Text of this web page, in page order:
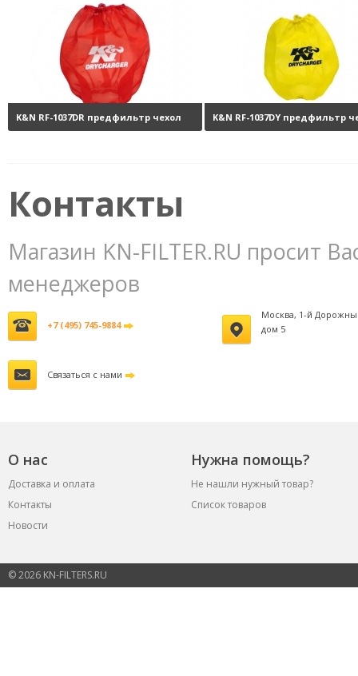
K&N RF-1037DR предфильтр чехол K&N RF-1037DY предфильтр
Контакты
Магазин KN-FILTER.RU просит
менеджеров
+7 (495) 745-9884
Москва, 1-й
дом 5
Связаться с нами
О нас Нужна помощь?
Доставка и оплата
Не нашли нужный товар?
Контакты
Список товаров
Новости
© 2026 KN-FILTERS.RU